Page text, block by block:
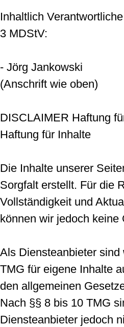
Inhaltlich
3 MDStV:
- Jörg Jankowski
(Anschrift wie oben)
DISCLAIMER Haftung
Haftung für Inhalte
Die Inhalte unserer
Sorgfalt erstellt. Für die
Vollständigkeit und
können wir jedoch keine
Als Diensteanbieter
TMG für eigene Inhalte
den allgemeinen
Nach §§ 8 bis 10 TMG
Diensteanbieter jedoch